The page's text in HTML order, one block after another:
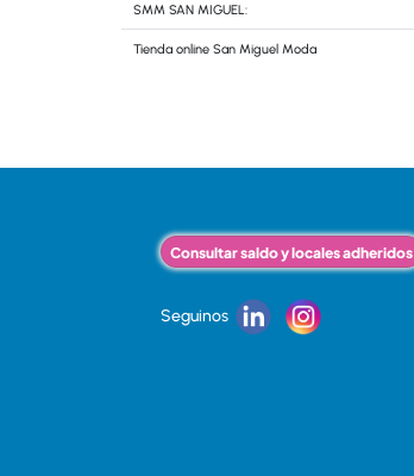
SMM SAN MIGUEL:
Tienda online San Miguel Moda
Consultar saldo y locales adheridos
Seguinos